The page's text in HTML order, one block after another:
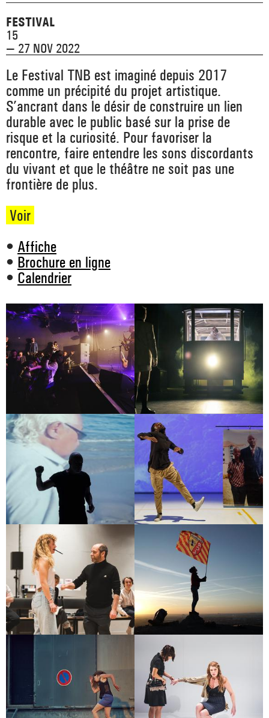
_ LES SALLES
_ ACTION TERRITORIALE
_ ACTION CULTURELLE
_ TNB SOLIDAIRE
_ TNB ÉCO-RESPONSABLE
_ ARCHIVES ET RESSOURCES
_ COPRODUCTIONS
_ RÉSIDENCES D'ARTISTE
_ INTERNATIONAL
_ ACTUALITÉS
_ FORMATION
_ INSERTION PROFESSIONNELLE
_ PROMOTIONS
_ INTERNATIONAL
_ NOUS SOUTENIR
_ CONTACTS ET INFOS PRATIQUES
_ NOS MÉCÈNES
_ DEVENEZ MÉCÈNE
_ SOUTENEZ LE FESTIVAL TNB
_ RENCONTRER
_ PRATIQUER
_ PROFITER
_ MARCHÉS
_ EMPLOIS / STAGES
>
>
FESTIVAL
15
— 27 NOV 2022
Le Festival TNB est imaginé depuis 2017
comme un précipité du projet artistique.
S’ancrant dans le désir de construire un lien
durable avec le public basé sur la prise de
risque et la curiosité. Pour favoriser la
rencontre, faire entendre les sons discordants
du vivant et que le théâtre ne soit pas une
frontière de plus.
Voir
• Affiche
• Brochure en ligne
• Calendrier
AFTERMOVIE LA RONDE
LIMBO RADIO LIVE – LA RELÈVE
MASTERCLASS INAUGURALE STADIUM
POUR UN TEMPS SOIS PEU SUR LA VOIE ROYALE